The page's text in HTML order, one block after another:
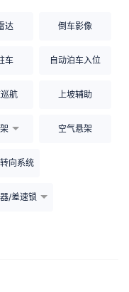
达 倒车影像
车 自动泊车入位
航 上坡辅助
空气悬架
向系统
/差速锁